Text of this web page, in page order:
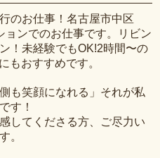
のお仕事！名古屋市中区
ョンでのお仕事です。リビン
！未経験でもOK!2時間〜の
もおすすめです。
も笑顔になれる」それが私
す！
してくださる方、ご尽力い
。